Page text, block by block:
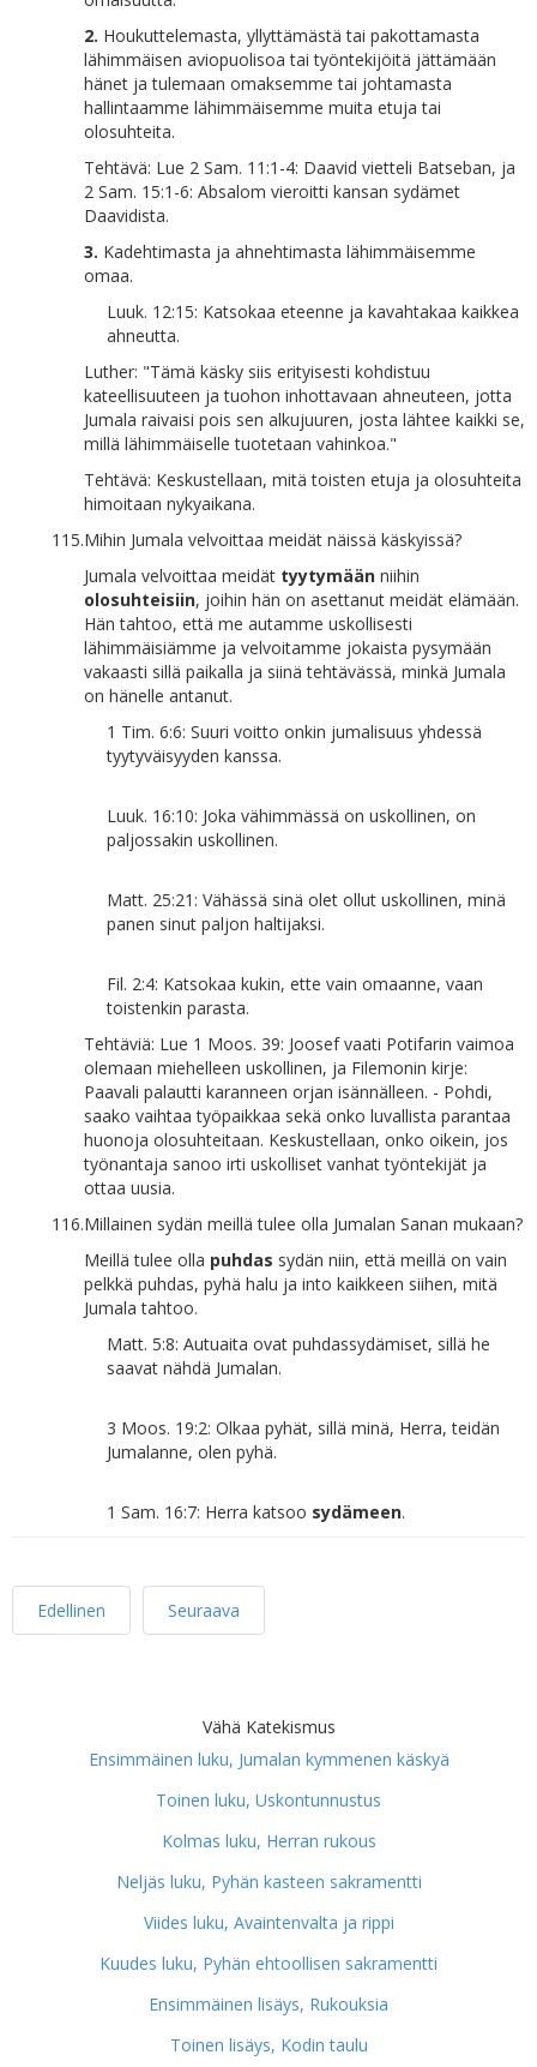
2. Houkuttelemasta, yllyttämästä tai pakottamasta
lähimmäisen aviopuolisoa tai työntekijöitä jättämään
hänet ja tulemaan omaksemme tai johtamasta
hallintaamme lähimmäisemme muita etuja tai
olosuhteita.
Tehtävä: Lue 2 Sam. 11:1-4: Daavid vietteli Batseban, ja
2 Sam. 15:1-6: Absalom vieroitti kansan sydämet
Daavidista.
3. Kadehtimasta ja ahnehtimasta lähimmäisemme
omaa.
Luuk. 12:15: Katsokaa eteenne ja kavahtakaa kaikkea
ahneutta.
Luther: "Tämä käsky siis erityisesti kohdistuu
kateellisuuteen ja tuohon inhottavaan ahneuteen, jotta
Jumala raivaisi pois sen alkujuuren, josta lähtee kaikki se,
millä lähimmäiselle tuotetaan vahinkoa."
Tehtävä: Keskustellaan, mitä toisten etuja ja olosuhteita
himoitaan nykyaikana.
115.Mihin Jumala velvoittaa meidät näissä käskyissä?
Jumala velvoittaa meidät tyytymään niihin
olosuhteisiin, joihin hän on asettanut meidät elämään.
Hän tahtoo, että me autamme uskollisesti
lähimmäisiämme ja velvoitamme jokaista pysymään
vakaasti sillä paikalla ja siinä tehtävässä, minkä Jumala
on hänelle antanut.
1 Tim. 6:6: Suuri voitto onkin jumalisuus yhdessä
tyytyväisyyden kanssa.
Luuk. 16:10: Joka vähimmässä on uskollinen, on
paljossakin uskollinen.
Matt. 25:21: Vähässä sinä olet ollut uskollinen, minä
panen sinut paljon haltijaksi.
Fil. 2:4: Katsokaa kukin, ette vain omaanne, vaan
toistenkin parasta.
Tehtäviä: Lue 1 Moos. 39: Joosef vaati Potifarin vaimoa
olemaan miehelleen uskollinen, ja Filemonin kirje:
Paavali palautti karanneen orjan isännälleen. - Pohdi,
saako vaihtaa työpaikkaa sekä onko luvallista parantaa
huonoja olosuhteitaan. Keskustellaan, onko oikein, jos
työnantaja sanoo irti uskolliset vanhat työntekijät ja
ottaa uusia.
116.Millainen sydän meillä tulee olla Jumalan Sanan mukaan?
Meillä tulee olla puhdas sydän niin, että meillä on vain
pelkkä puhdas, pyhä halu ja into kaikkeen siihen, mitä
Jumala tahtoo.
Matt. 5:8: Autuaita ovat puhdassydämiset, sillä he
saavat nähdä Jumalan.
3 Moos. 19:2: Olkaa pyhät, sillä minä, Herra, teidän
Jumalanne, olen pyhä.
1 Sam. 16:7: Herra katsoo sydämeen.
Edellinen Seuraava
Vähä Katekismus
Ensimmäinen luku, Jumalan kymmenen käskyä
Toinen luku, Uskontunnustus
Kolmas luku, Herran rukous
Neljäs luku, Pyhän kasteen sakramentti
Viides luku, Avaintenvalta ja rippi
Kuudes luku, Pyhän ehtoollisen sakramentti
Ensimmäinen lisäys, Rukouksia
Toinen lisäys, Kodin taulu